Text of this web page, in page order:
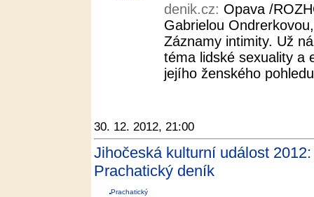
denik.cz: Opava /
Gabrielou
Záznamy intimity. Už
téma lidské sexuality a
jejího ženského
30. 12. 2012, 21:00
Jihočeská kulturní událost
Prachatický deník
Prachatický